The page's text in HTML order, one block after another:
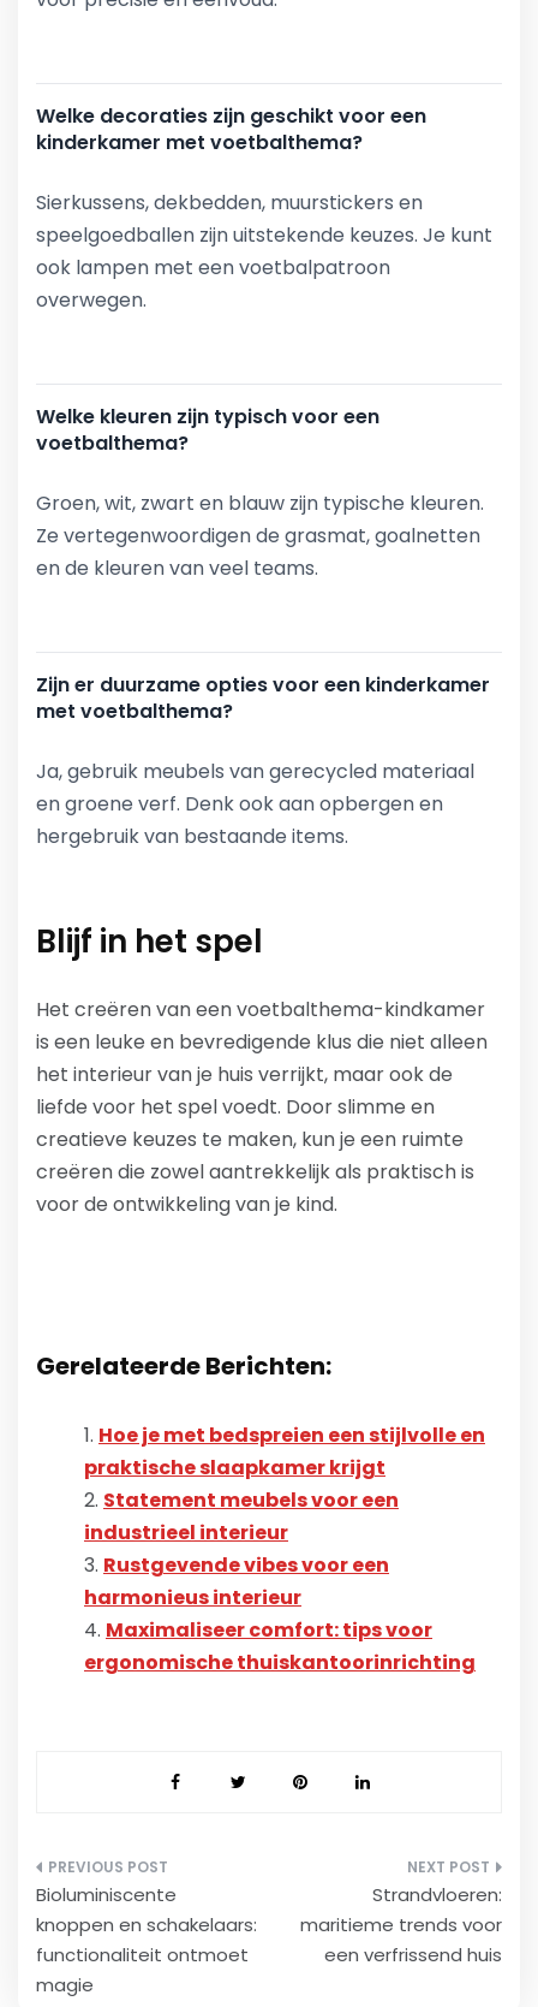
Welke decoraties zijn geschikt voor een
kinderkamer met voetbalthema?
Sierkussens, dekbedden, muurstickers en
speelgoedballen zijn uitstekende keuzes. Je kunt
ook lampen met een voetbalpatroon
overwegen.
Welke kleuren zijn typisch voor een
voetbalthema?
Groen, wit, zwart en blauw zijn typische kleuren.
Ze vertegenwoordigen de grasmat, goalnetten
en de kleuren van veel teams.
Zijn er duurzame opties voor een kinderkamer
met voetbalthema?
Ja, gebruik meubels van gerecycled materiaal
en groene verf. Denk ook aan opbergen en
hergebruik van bestaande items.
Blijf in het spel
Het creëren van een voetbalthema-kindkamer
is een leuke en bevredigende klus die niet alleen
het interieur van je huis verrijkt, maar ook de
liefde voor het spel voedt. Door slimme en
creatieve keuzes te maken, kun je een ruimte
creëren die zowel aantrekkelijk als praktisch is
voor de ontwikkeling van je kind.
Gerelateerde Berichten:
Hoe je met bedspreien een stijlvolle en
praktische slaapkamer krijgt
Statement meubels voor een
industrieel interieur
Rustgevende vibes voor een
harmonieus interieur
Maximaliseer comfort: tips voor
ergonomische thuiskantoorinrichting
Bericht
navigatie
Bioluminiscente
knoppen en schakelaars:
functionaliteit ontmoet
magie
Strandvloeren:
maritieme trends voor
een verfrissend huis